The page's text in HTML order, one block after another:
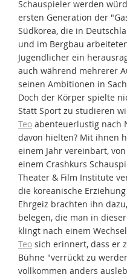
Schauspieler werden
ersten Generation der
Südkorea, die in
und im Bergbau
Jugendlicher ein
auch während mehrerer
seinen Ambitionen in
Doch der Körper spielte
Statt Sport zu studieren
Teo abenteuerlustig nach
davon hielten? Mit ihnen
einem Jahr vereinbart,
einem Crashkurs
Theater & Film Institute
die koreanische
Ehrgeiz brachten ihn
belegen, die man in
klingt nach einem
Teo sich erinnert, dass er
Bühne "verrückt zu
vollkommen anders